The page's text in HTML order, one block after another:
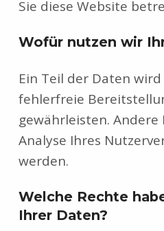
Sie diese Website
Wofür nutzen wir
Ein Teil der Daten
fehlerfreie
gewährleisten.
Analyse Ihres
werden.
Welche Rechte
Ihrer Daten?